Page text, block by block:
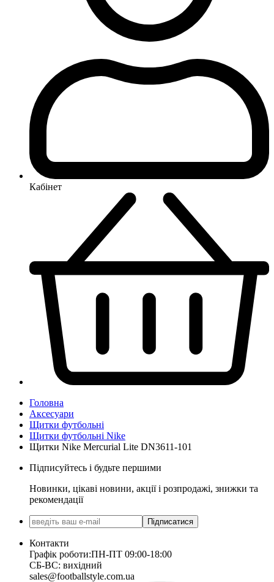
Кабінет
Головна
Аксесуари
Щитки футбольні
Щитки футбольні Nike
Щитки Nike Mercurial Lite DN3611-101
Підписуйтесь і будьте першими
Новинки, цікаві новини, акції і розпродажі, знижки та
рекомендації
Підписатися
Контакти
Графік роботи:ПН-ПТ 09:00-18:00
СБ-ВС: вихідний
sales@footballstyle.com.ua